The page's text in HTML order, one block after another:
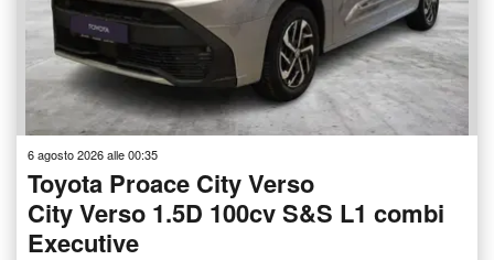
6 agosto 2026 alle 00:35
Toyota Proace City Verso
City Verso 1.5D 100cv S&S L1 combi
Executive